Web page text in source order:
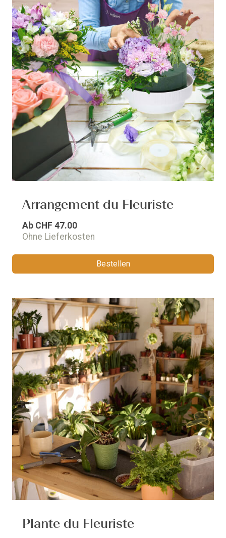
Arrangement du Fleuriste
Ab CHF 47.00
Ohne Lieferkosten
Bestellen
Plante du Fleuriste